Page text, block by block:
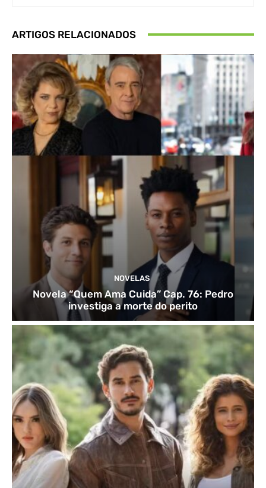
ARTIGOS RELACIONADOS
NOVELAS
Novela “Quem Ama Cuida” Cap. 76: Pedro
investiga a morte do perito